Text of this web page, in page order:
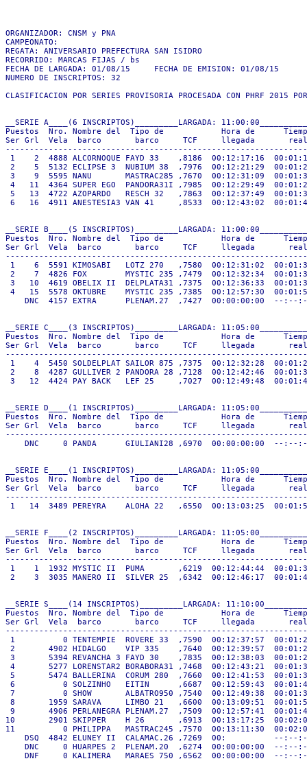
ORGANIZADOR: CNSM y PNA
CAMPEONATO:
REGATA: ANIVERSARIO PREFECTURA SAN ISIDRO
RECORRIDO: MARCAS FIJAS / bs
FECHA DE LARGADA: 01/08/15     FECHA DE EMISION: 01/08/15
NUMERO DE INSCRIPTOS: 32
CLASIFICACION POR SERIES PROVISORIA PROCESADA CON PHRF 2015
__SERIE A____(6 INSCRIPTOS)_________LARGADA:
Puestos  Nro. Nombre del  Tipo de            Hora de
Ser Grl  Vela  barco       barco     TCF     llegada
1    2  4888 ALCORNOQUE FAYD 33    ,8186  00:12:17:16
2    5  5132 ECLIPSE 3  NUBIUM 38  ,7976  00:12:21:29
3    9  5595 NANU       MASTRAC285 ,7670  00:12:31:09
4   11  4364 SUPER EGO  PANDORA31I ,7985  00:12:29:49
5   13  4722 AZOPARDO   RESCH 32   ,7863  00:12:37:49
6   16  4911 ANESTESIA3 VAN 41     ,8533  00:12:43:02
__SERIE B____(5 INSCRIPTOS)_________LARGADA:
Puestos  Nro. Nombre del  Tipo de            Hora de
Ser Grl  Vela  barco       barco     TCF     llegada
1    6  5591 KIMOSABI   LOTZ 270   ,7580  00:12:31:02
2    7  4826 FOX        MYSTIC 235 ,7479  00:12:32:34
3   10  4619 OBELIX II  DELPLATA31 ,7375  00:12:36:33
4   15  5578 OKTUBRE    MYSTIC 235 ,7385  00:12:57:30
DNC  4157 EXTRA      PLENAM.27  ,7427  00:00:00:00  --:--
__SERIE C____(3 INSCRIPTOS)_________LARGADA:
Puestos  Nro. Nombre del  Tipo de            Hora de
Ser Grl  Vela  barco       barco     TCF     llegada
1    4  5450 SOLDELPLAT SAILOR 875 ,7375  00:12:32:28
2    8  4287 GULLIVER 2 PANDORA 28 ,7128  00:12:42:46
3   12  4424 PAY BACK   LEF 25     ,7027  00:12:49:48
__SERIE D____(1 INSCRIPTOS)_________LARGADA:
Puestos  Nro. Nombre del  Tipo de            Hora de
Ser Grl  Vela  barco       barco     TCF     llegada
DNC     0 PANDA      GIULIANI28 ,6970  00:00:00:00  --:--
__SERIE E____(1 INSCRIPTOS)_________LARGADA:
Puestos  Nro. Nombre del  Tipo de            Hora de
Ser Grl  Vela  barco       barco     TCF     llegada
1   14  3489 PEREYRA    ALOHA 22   ,6550  00:13:03:25
__SERIE F____(2 INSCRIPTOS)_________LARGADA:
Puestos  Nro. Nombre del  Tipo de            Hora de
Ser Grl  Vela  barco       barco     TCF     llegada
1    1  1932 MYSTIC II  PUMA       ,6219  00:12:44:44
2    3  3035 MANERO II  SILVER 25  ,6342  00:12:46:17
__SERIE S____(14 INSCRIPTOS)_________LARGADA:
Puestos  Nro. Nombre del  Tipo de            Hora de
Ser Grl  Vela  barco       barco     TCF     llegada
1          0 TENTEMPIE  ROVERE 33  ,7590  00:12:37:57
2       4902 HIDALGO    VIP 335    ,7640  00:12:39:57
3       5394 REVANCHA 3 FAYD 30    ,7835  00:12:38:03
4       5277 LORENSTAR2 BORABORA31 ,7468  00:12:43:21
5       5474 BALLERINA  CORUM 280  ,7660  00:12:41:53
6          0 SOLZINHO   EITIN      ,6687  00:12:59:43
7          0 SHOW       ALBATRO950 ,7540  00:12:49:38
8       1959 SARAVA     LIMBO 21   ,6600  00:13:09:51
9       4906 PERLANEGRA PLENAM.27  ,7509  00:12:57:41
10       2901 SKIPPER    H 26       ,6913  00:13:17:25
11          0 PHILIPPA   MASTRAC245 ,7570  00:13:11:30
DSQ  4842 ELUNEY II  CALAMAC.26 ,7269  00:          --:--
DNC     0 HUARPES 2  PLENAM.20  ,6274  00:00:00:00  --:--
DNF     0 KALIMERA   MARAES 750 ,6562  00:00:00:00  --:--